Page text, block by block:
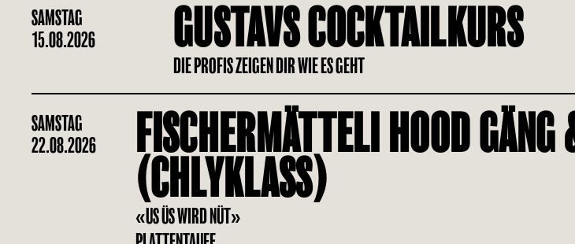
SAMSTAG
15.08.2026
GUSTAVS COCKTAILKURS
DIE PROFIS ZEIGEN DIR WIE ES GEHT
SAMSTAG
22.08.2026
FISCHERMÄTTELI HOOD
(CHLYKLASS)
«US ÜS WIRD NÜT»